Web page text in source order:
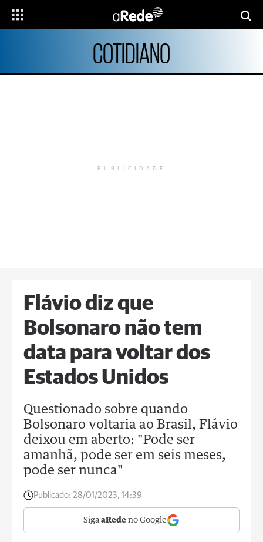
COTIDIANO
PUBLICIDADE
Flávio diz que
Bolsonaro não tem
data para voltar dos
Estados Unidos
Questionado sobre quando
Bolsonaro voltaria ao Brasil, Flávio
deixou em aberto: "Pode ser
amanhã, pode ser em seis meses,
pode ser nunca"
Publicado: 28/01/2023, 14:39
Siga aRede no Google